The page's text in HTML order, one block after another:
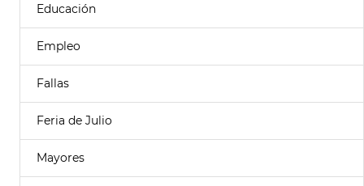
Educación
Empleo
Fallas
Feria de Julio
Mayores